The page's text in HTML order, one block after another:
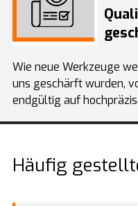
Wie neue Werkzeuge
uns geschärft wurden,
endgültig auf
Häufig